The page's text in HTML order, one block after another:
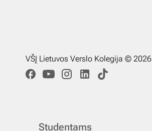
VŠĮ Lietuvos Verslo Kolegija © 2026
Studentams